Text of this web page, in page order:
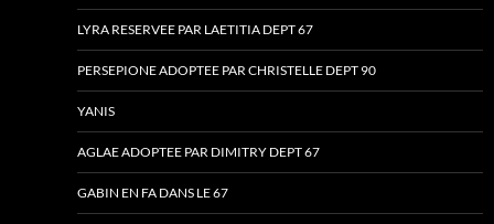
LYRA RESERVEE PAR LAETITIA DEPT 67
PERSEPIONE ADOPTEE PAR CHRISTELLE DEPT 90
YANIS
AGLAE ADOPTEE PAR DIMITRY DEPT 67
GABIN EN FA DANS LE 67